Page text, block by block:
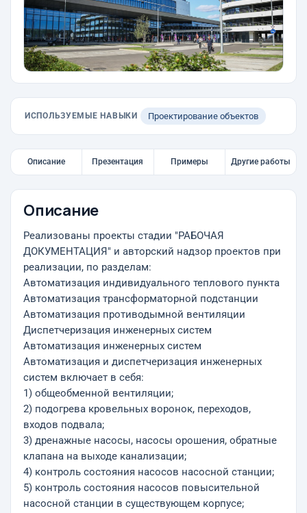
ИСПОЛЬЗУЕМЫЕ НАВЫКИ Проектирование объектов
Описание Презентация Примеры Другие работы
Описание
Реализованы проекты стадии "РАБОЧАЯ
ДОКУМЕНТАЦИЯ" и авторский надзор проектов при
реализации, по разделам:
Автоматизация индивидуального теплового пункта
Автоматизация трансформаторной подстанции
Автоматизация противодымной вентиляции
Диспетчеризация инженерных систем
Автоматизация инженерных систем
Автоматизация и диспетчеризация инженерных
систем включает в себя:
1) общеобменной вентиляции;
2) подогрева кровельных воронок, переходов,
входов подвала;
3) дренажные насосы, насосы орошения, обратные
клапана на выходе канализации;
4) контроль состояния насосов насосной станции;
5) контроль состояния насосов повысительной
насосной станции в существующем корпусе;